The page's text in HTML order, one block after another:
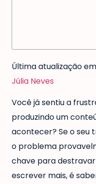
Última atualização
Júlia Neves
Você já sentiu a
produzindo um
acontecer? Se o seu
o problema
chave para
escrever mais, é